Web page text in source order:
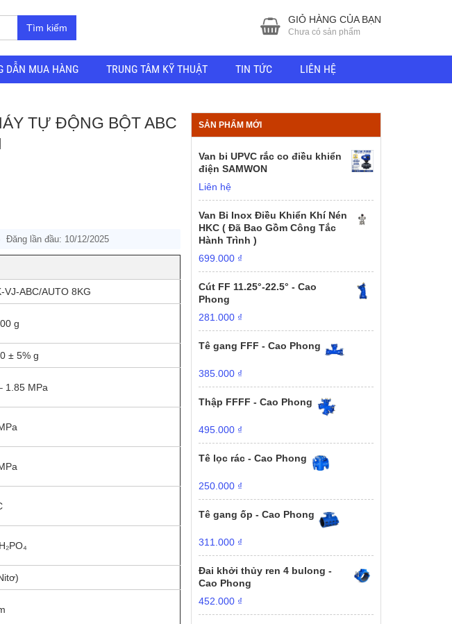
Tìm kiếm
GIỎ HÀNG CỦA BẠN
Chưa có sản phẩm
DẪN MUA HÀNG TRUNG TÂM KỸ THUẬT TIN TỨC LIÊN HỆ
TỰ ĐỘNG BỘT ABC
lần đầu: 10/12/2025
VJ-ABC/AUTO 8KG
g
± 5% g
1.85 MPa
SẢN PHẨM MỚI
Van bi UPVC rắc co điều khiển
điện SAMWON
Liên hệ
Van Bi Inox Điều Khiển Khí Nén
HKC ( Đã Bao Gồm Công Tắc
Hành Trình )
699.000 ₫
Cút FF 11.25°-22.5° - Cao
Phong
281.000 ₫
Tê gang FFF - Cao Phong
385.000 ₫
Thập FFFF - Cao Phong
495.000 ₫
Tê lọc rác - Cao Phong
250.000 ₫
Tê gang ốp - Cao Phong
311.000 ₫
Đai khởi thủy ren 4 bulong -
Cao Phong
452.000 ₫